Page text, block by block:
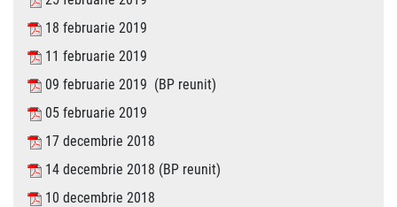
18 februarie 2019
11 februarie 2019
09 februarie 2019 (BP reunit)
05 februarie 2019
17 decembrie 2018
14 decembrie 2018 (BP reunit)
10 decembrie 2018